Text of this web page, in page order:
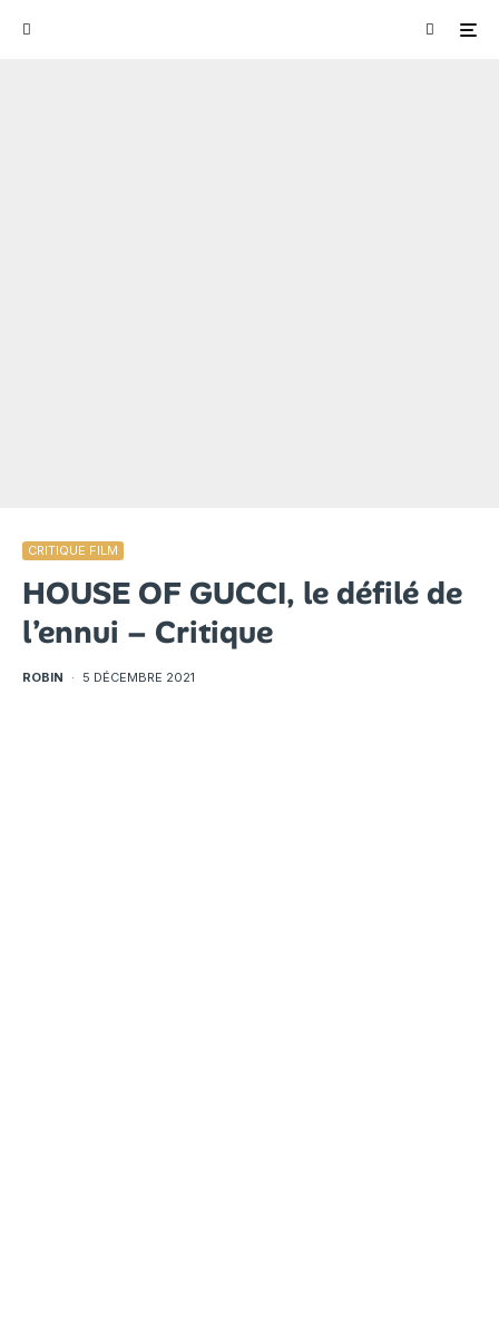
CRITIQUE FILM
HOUSE OF GUCCI, le défilé de
l’ennui – Critique
ROBIN · 5 DÉCEMBRE 2021